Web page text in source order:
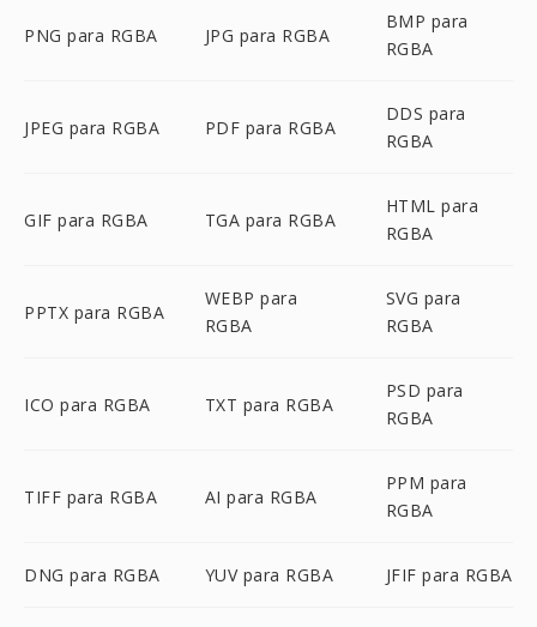
PNG para RGBA JPG para RGBA
BMP para
RGBA
JPEG para RGBA PDF para RGBA
DDS para
RGBA
GIF para RGBA TGA para RGBA
HTML para
RGBA
PPTX para RGBA
WEBP para
RGBA
SVG para
RGBA
ICO para RGBA TXT para RGBA
PSD para
RGBA
TIFF para RGBA AI para RGBA
PPM para
RGBA
DNG para RGBA YUV para RGBA JFIF para RGBA